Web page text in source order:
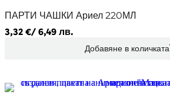
ПАРТИ ЧАШКИ Ариел 220МЛ
3,32 €/ 6,49 лв.
Добавяне в количката